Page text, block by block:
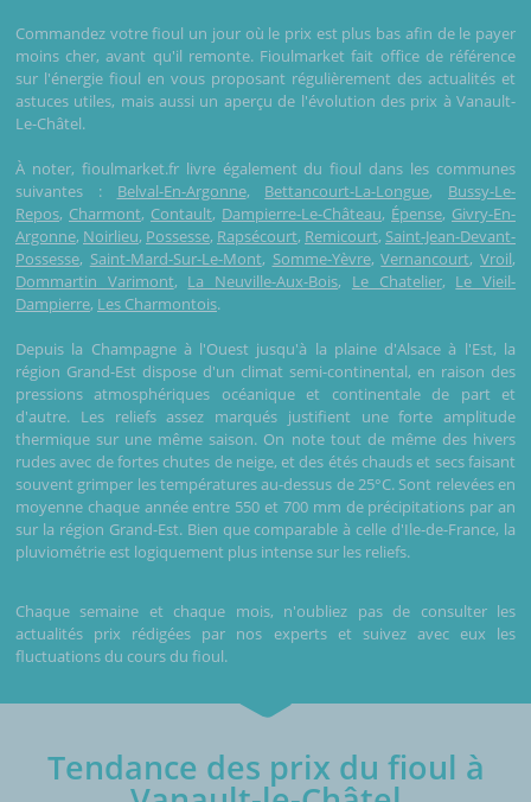
Commandez votre fioul un jour où le prix est plus bas afin de le payer
moins cher, avant qu'il remonte. Fioulmarket fait office de référence
sur l'énergie fioul en vous proposant régulièrement des actualités et
astuces utiles, mais aussi un aperçu de l'évolution des prix à Vanault-
Le-Châtel.
À noter, fioulmarket.fr livre également du fioul dans les communes
suivantes : Belval-En-Argonne, Bettancourt-La-Longue, Bussy-Le-
Repos, Charmont, Contault, Dampierre-Le-Château, Épense, Givry-En-
Argonne, Noirlieu, Possesse, Rapsécourt, Remicourt, Saint-Jean-Devant-
Possesse, Saint-Mard-Sur-Le-Mont, Somme-Yèvre,Vernancourt, Vroil,
Dommartin Varimont, La Neuville-Aux-Bois, Le Chatelier, Le Vieil-
Dampierre, Les Charmontois.
Depuis la Champagne à l'Ouest jusqu'à la plaine d'Alsace à l'Est, la
région Grand-Est dispose d'un climat semi-continental, en raison des
pressions atmosphériques océanique et continentale de part et
d'autre. Les reliefs assez marqués justifient une forte amplitude
thermique sur une même saison. On note tout de même des hivers
rudes avec de fortes chutes de neige, et des étés chauds et secs faisant
souvent grimper les températures au-dessus de 25°C. Sont relevées en
moyenne chaque année entre 550 et 700 mm de précipitations par an
sur la région Grand-Est. Bien que comparable à celle d'Ile-de-France, la
pluviométrie est logiquement plus intense sur les reliefs.
Chaque semaine et chaque mois, n'oubliez pas de consulter les
actualités prix rédigées par nos experts et suivez avec eux les
fluctuations du cours du fioul.
Tendance des prix du fioul à